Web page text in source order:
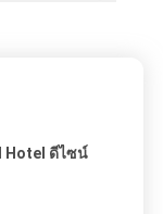
Hotel ดีไซน์